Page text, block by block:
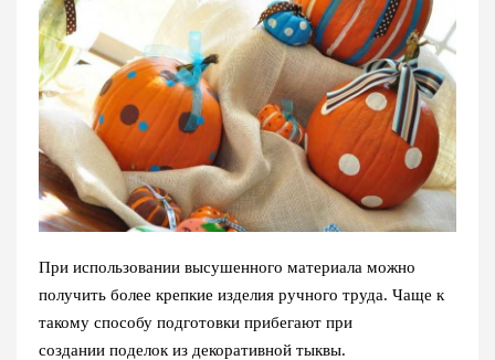
При использовании высушенного материала можно
получить более крепкие изделия ручного труда. Чаще к
такому способу подготовки прибегают при
создании поделок из декоративной тыквы.